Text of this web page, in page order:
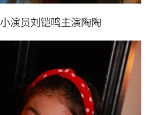
小演员刘铠鸣主演陶陶